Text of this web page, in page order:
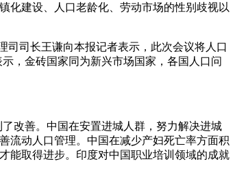
建设、人口老龄化、劳动市场的性别歧视以
司长王谦向本报记者表示，此次会议将人口
，金砖国家同为新兴市场国家，各国人口问
改善。中国在安置进城人群，努力解决进城
流动人口管理。中国在减少产妇死亡率方面积
能取得进步。印度对中国职业培训领域的成就